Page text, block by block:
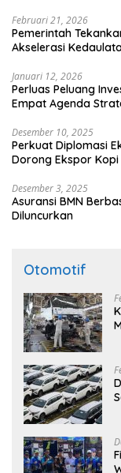
Februari 21, 2026
Pemerintah
Akselerasi
Januari 12, 2026
Perluas Peluang
Empat Agenda
Desember 10, 2025
Perkuat Diplomasi
Dorong Ekspor
Desember 3, 2025
Asuransi BMN
Diluncurkan
Otomotif